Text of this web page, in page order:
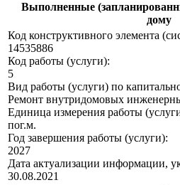
Выполненные
дому
Код конструктивного элемента
14535886
Код работы (услуги):
5
Вид работы (услуги) по
Ремонт внутридомовых
Единица измерения работы
пог.м.
Год завершения работы (услуги):
2027
Дата актуализации информации,
30.08.2021